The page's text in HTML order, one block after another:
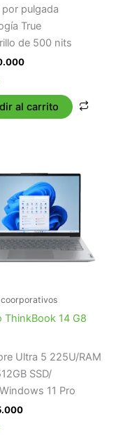
pulgada
True
de 500 nits
al carrito
coorporativos
ThinkBook 14 G8
Ultra 5 225U/RAM
SSD/
11 Pro